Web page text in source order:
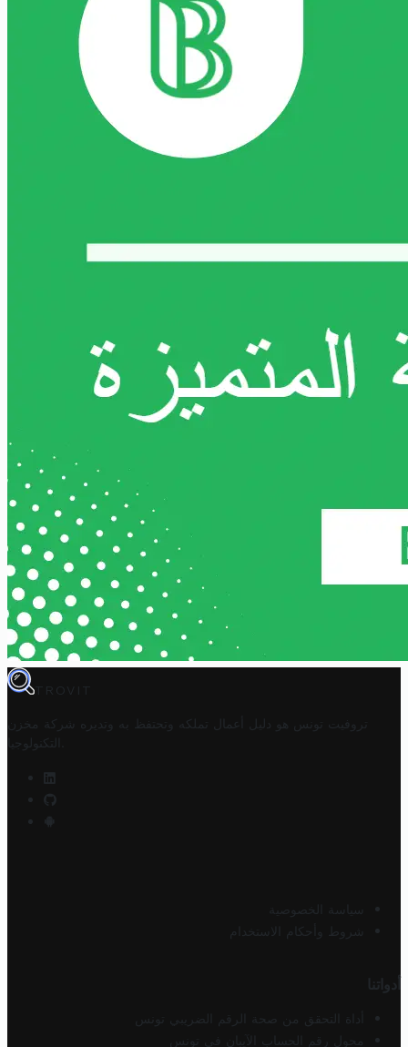
TROVIT
تروفيت تونس هو دليل أعمال تملكه وتحتفظ به وتديره
شركة مخزن
التكنولوجيا
سياسة الخصوصية
شروط وأحكام الاستخدام
أدواتنا
أداة التحقق من صحة الرقم الضريبي تونس
محول رقم الحساب الآيبان في تونس